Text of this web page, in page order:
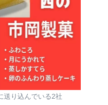
送り込んでいる2社